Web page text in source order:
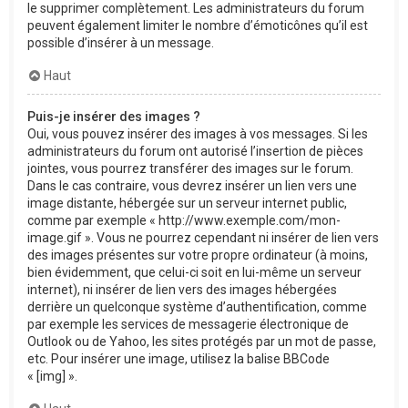
le supprimer complètement. Les administrateurs du forum
peuvent également limiter le nombre d’émoticônes qu’il est
possible d’insérer à un message.
Haut
Puis-je insérer des images ?
Oui, vous pouvez insérer des images à vos messages. Si les
administrateurs du forum ont autorisé l’insertion de pièces
jointes, vous pourrez transférer des images sur le forum.
Dans le cas contraire, vous devrez insérer un lien vers une
image distante, hébergée sur un serveur internet public,
comme par exemple « http://www.exemple.com/mon-
image.gif ». Vous ne pourrez cependant ni insérer de lien vers
des images présentes sur votre propre ordinateur (à moins,
bien évidemment, que celui-ci soit en lui-même un serveur
internet), ni insérer de lien vers des images hébergées
derrière un quelconque système d’authentification, comme
par exemple les services de messagerie électronique de
Outlook ou de Yahoo, les sites protégés par un mot de passe,
etc. Pour insérer une image, utilisez la balise BBCode
« [img] ».